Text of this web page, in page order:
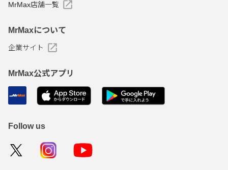
MrMax店舗一覧
MrMaxについて
企業サイト
MrMax公式アプリ
Follow us